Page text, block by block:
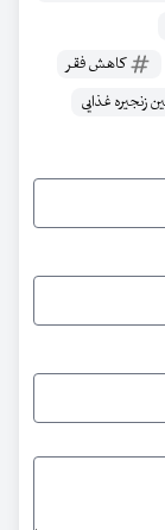
کاهش فقر
زنجیره غذایی